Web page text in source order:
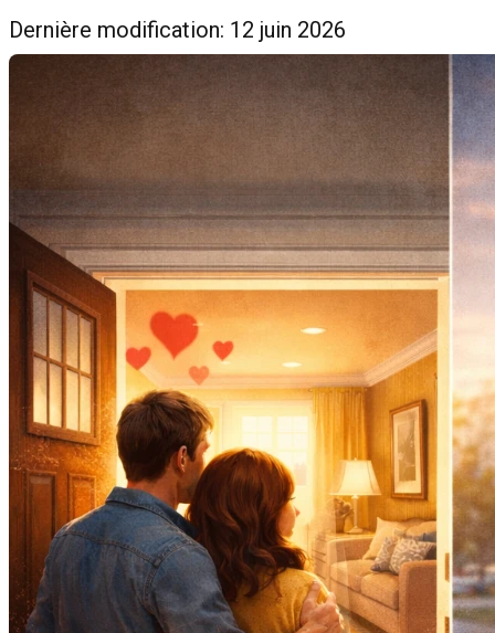
Dernière modification: 12 juin 2026